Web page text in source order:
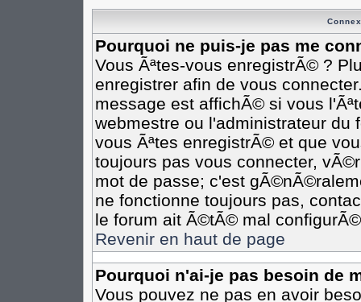
Pourquoi ne puis-je pas me
Vous Ãªtes-vous enregistrÃ© ?
enregistrer afin de vous
message est affichÃ© si vous
webmestre ou l'administrateur du
vous Ãªtes enregistrÃ© et que
toujours pas vous connecter,
mot de passe; c'est
ne fonctionne toujours pas,
le forum ait Ã©tÃ© mal
Revenir en haut de page
Pourquoi n'ai-je pas besoin de
Vous pouvez ne pas en avoir